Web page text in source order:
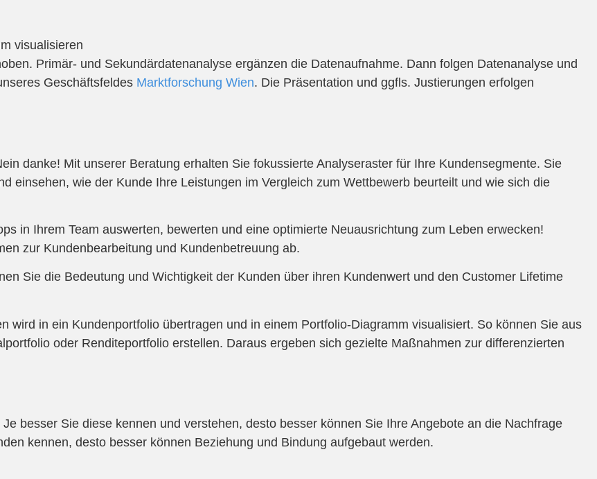
visualisieren
Primär- und Sekundärdatenanalyse ergänzen die Datenaufnahme. Dann folgen Datenanalyse und
Geschäftsfeldes Marktforschung Wien. Die Präsentation und ggfls. Justierungen erfolgen
danke! Mit unserer Beratung erhalten Sie fokussierte Analyseraster für Ihre Kundensegmente. Sie
einsehen, wie der Kunde Ihre Leistungen im Vergleich zum Wettbewerb beurteilt und wie sich die
in Ihrem Team auswerten, bewerten und eine optimierte Neuausrichtung zum Leben erwecken!
zur Kundenbearbeitung und Kundenbetreuung ab.
Sie die Bedeutung und Wichtigkeit der Kunden über ihren Kundenwert und den Customer Lifetime
wird in ein Kundenportfolio übertragen und in einem Portfolio-Diagramm visualisiert. So können Sie aus
oder Renditeportfolio erstellen. Daraus ergeben sich gezielte Maßnahmen zur differenzierten
besser Sie diese kennen und verstehen, desto besser können Sie Ihre Angebote an die Nachfrage
kennen, desto besser können Beziehung und Bindung aufgebaut werden.